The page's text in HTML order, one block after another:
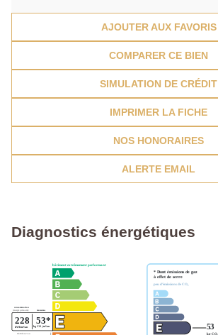
AJOUTER AUX FAVORIS
COMPARER CE BIEN
SIMULATION DE CRÉDIT
IMPRIMER LA FICHE
NOS HONORAIRES
ALERTE EMAIL
Diagnostics énergétiques